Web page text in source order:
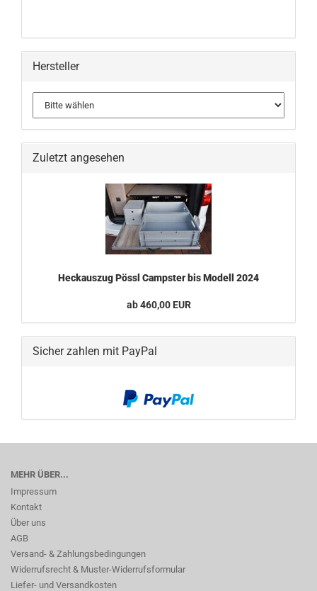
Hersteller
Zuletzt angesehen
Heckauszug Pössl Campster bis Modell 2024
ab 460,00 EUR
Sicher zahlen mit PayPal
MEHR ÜBER...
Impressum
Kontakt
Über uns
AGB
Versand- & Zahlungsbedingungen
Widerrufsrecht & Muster-Widerrufsformular
Liefer- und Versandkosten